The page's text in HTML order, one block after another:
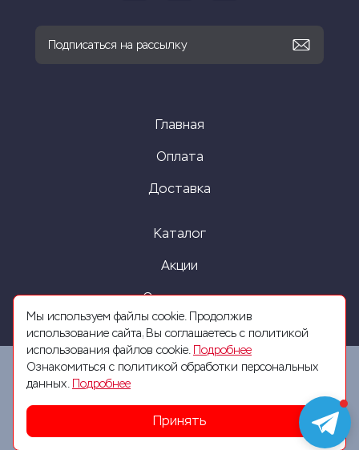
Главная
Оплата
Доставка
Каталог
Акции
О компании
2026 © Все права защищены. Разработка сайта
SeoZhdanov
Мы используем файлы cookie. Продолжив
использование сайта, Вы соглашаетесь с политикой
использования файлов cookie. Подробнее
Ознакомиться с политикой обработки персональных
данных. Подробнее
Принять